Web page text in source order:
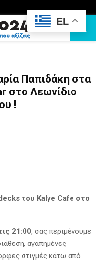
Παπιδάκη στα
στο Λεωνίδιο
!
του Kalye Cafe στο
21:00, σας περιμένουμε
αγαπημένες
στιγμές κάτω από
EL